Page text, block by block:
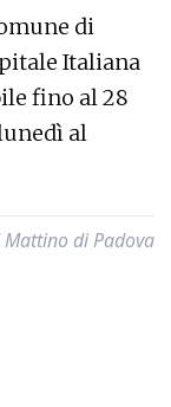
di
Italiana
fino al 28
al
di Padova